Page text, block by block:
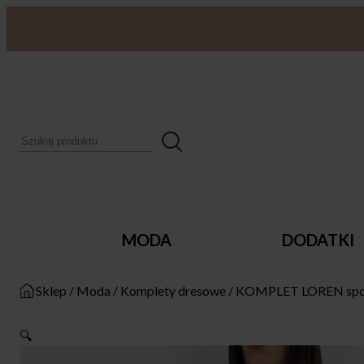
MODA DODATKI
Sklep / Moda / Komplety dresowe / KOMPLET LOREN
🔍